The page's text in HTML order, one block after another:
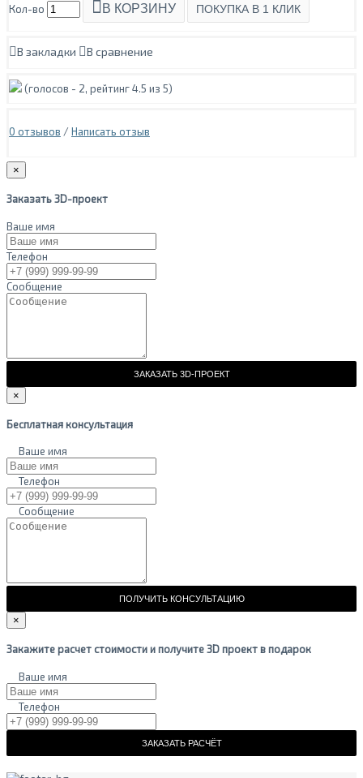
Кол-во В КОРЗИНУ ПОКУПКА В 1 КЛИК
В закладки В сравнение
(голосов - 2, рейтинг4.5 из 5)
0 отзывов /Написать отзыв
×
Заказать 3D-проект
Ваше имя
Телефон
Сообщение
ЗАКАЗАТЬ 3D-ПРОЕКТ
×
Бесплатная консультация
Ваше имя
Телефон
Сообщение
ПОЛУЧИТЬ КОНСУЛЬТАЦИЮ
×
Закажите расчет стоимости и получите 3D проект в подарок
Ваше имя
Телефон
ЗАКАЗАТЬ РАСЧЁТ